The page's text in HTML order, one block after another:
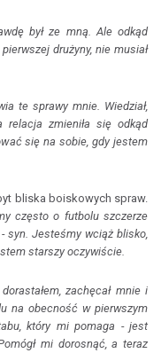
był ze mną. Ale odkąd
drużyny, nie musiał
te sprawy mnie. Wiedział,
relacja zmieniła się odkąd
się na sobie, gdy jestem
bliska boiskowych spraw.
często o futbolu szczerze
syn. Jesteśmy wciąż blisko,
starszy oczywiście.
zachęcał mnie i
na obecność w pierwszym
który mi pomaga - jest
mi dorosnąć, a teraz